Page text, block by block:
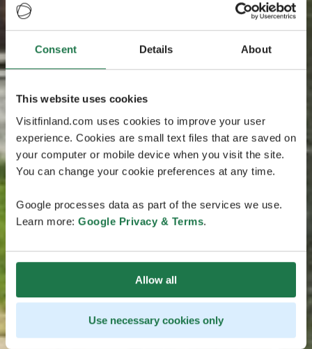
Consent Details About
This website uses cookies
Visitfinland.com uses cookies to improve your user
experience. Cookies are small text files that are saved on
your computer or mobile device when you visit the site.
You can change your cookie preferences at any time.
Google processes data as part of the services we use.
Learn more: Google Privacy & Terms.
Allow all
Use necessary cookies only